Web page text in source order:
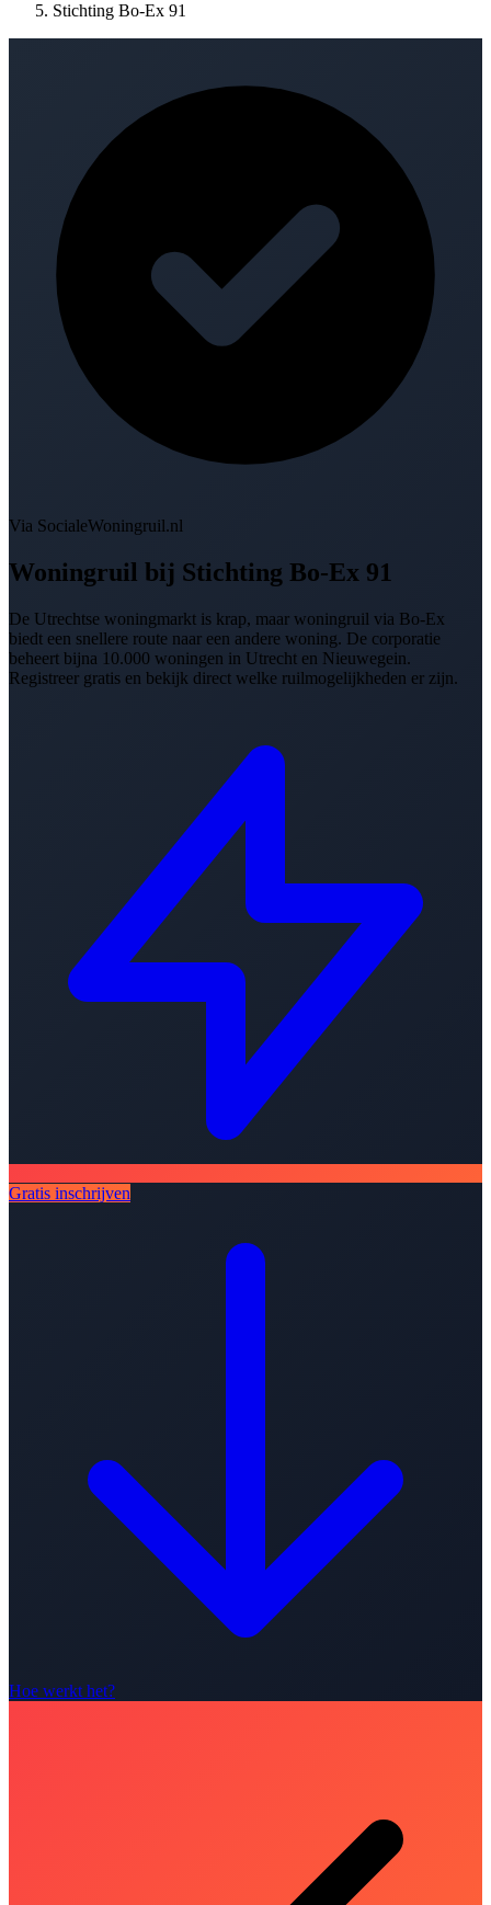
Stichting Bo-Ex 91
Via SocialeWoningruil.nl
Woningruil bij Stichting Bo-Ex 91
De Utrechtse woningmarkt is krap, maar woningruil via Bo-Ex
biedt een snellere route naar een andere woning. De corporatie
beheert bijna 10.000 woningen in Utrecht en Nieuwegein.
Registreer gratis en bekijk direct welke ruilmogelijkheden er zijn.
Gratis inschrijven
Hoe werkt het?